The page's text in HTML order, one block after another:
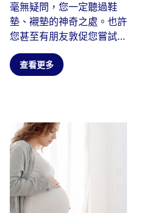
毫無疑問，您一定聽過鞋
墊、襯墊的神奇之處。也許
您甚至有朋友敦促您嘗試一
下。我們中的許多人發現...
查看更多